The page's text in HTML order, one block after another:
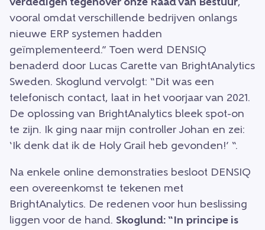
verdedigen tegenover onze Raad van Bestuur,
vooral omdat verschillende bedrijven onlangs
nieuwe ERP systemen hadden
geïmplementeerd.” Toen werd DENSIQ
benaderd door Lucas Carette van BrightAnalytics
Sweden. Skoglund vervolgt: “Dit was een
telefonisch contact, laat in het voorjaar van 2021.
De oplossing van BrightAnalytics bleek spot-on
te zijn. Ik ging naar mijn controller Johan en zei:
‘Ik denk dat ik de Holy Grail heb gevonden!’ “.
Na enkele online demonstraties besloot DENSIQ
een overeenkomst te tekenen met
BrightAnalytics. De redenen voor hun beslissing
liggen voor de hand. Skoglund: “In principe is